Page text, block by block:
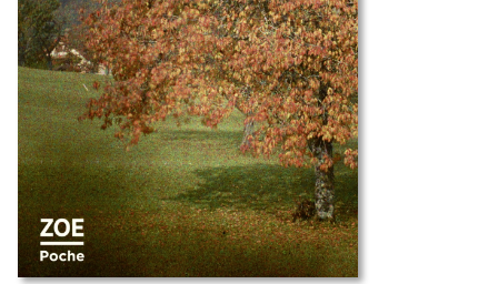
Foreign rights
Contact
Mentions légales
Newsletter